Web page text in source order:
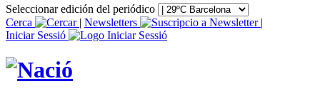
Seleccionar edición del periódico
Cerca
| Newsletters
|
Iniciar Sessió